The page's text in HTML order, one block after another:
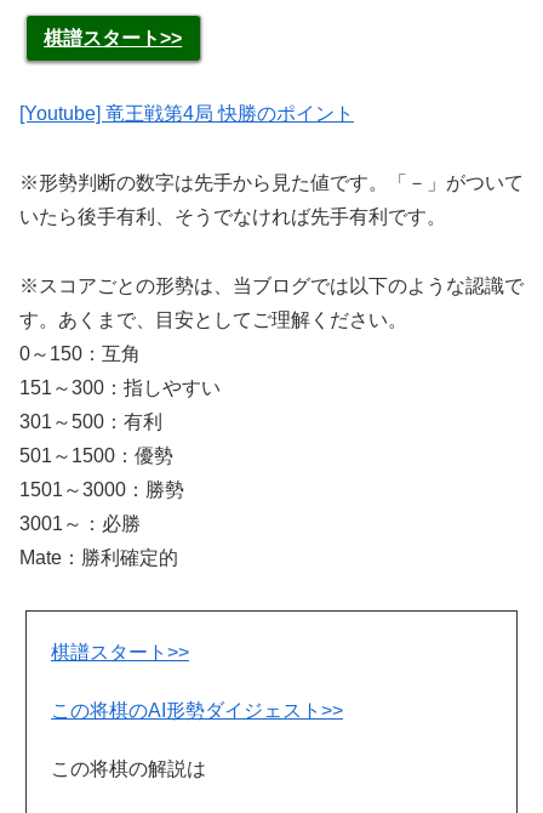
棋譜スタート>>
[Youtube] 竜王戦第4局 快勝のポイント
※形勢判断の数字は先手から見た値です。「－」がついて
いたら後手有利、そうでなければ先手有利です。
※スコアごとの形勢は、当ブログでは以下のような認識で
す。あくまで、目安としてご理解ください。
0～150：互角
151～300：指しやすい
301～500：有利
501～1500：優勢
1501～3000：勝勢
3001～：必勝
Mate：勝利確定的
棋譜スタート>>
この将棋のAI形勢ダイジェスト>>
この将棋の解説は